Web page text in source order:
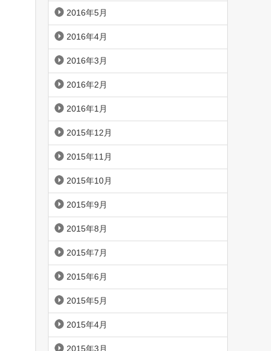
2016年5月
2016年4月
2016年3月
2016年2月
2016年1月
2015年12月
2015年11月
2015年10月
2015年9月
2015年8月
2015年7月
2015年6月
2015年5月
2015年4月
2015年3月